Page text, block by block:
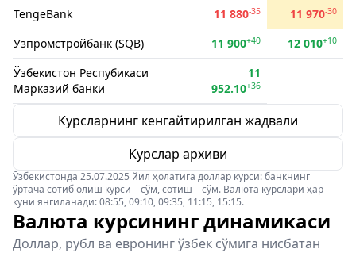
TengeBank 11 880-35 11 970-30
Узпромстройбанк (SQB) 11 900+40 12 010+10
Ўзбекистон Респубикаси
Марказий банки
11
952.10+36
Курсларнинг кенгайтирилган жадвали
Курслар архиви
Ўзбекистонда 25.07.2025 йил ҳолатига доллар курси: банкнинг
ўртача сотиб олиш курси – сўм, сотиш – сўм. Валюта курслари ҳар
куни янгиланади: 08:55, 09:10, 09:35, 11:15, 15:15.
Валюта курсининг динамикаси
Доллар, рубл ва евронинг ўзбек сўмига нисбатан